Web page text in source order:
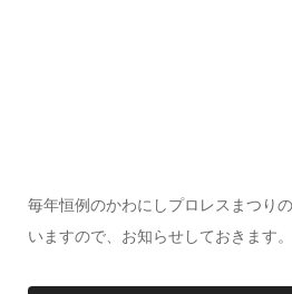
毎年恒例のかわにしプロレスまつり
いますので、お知らせしておきます。